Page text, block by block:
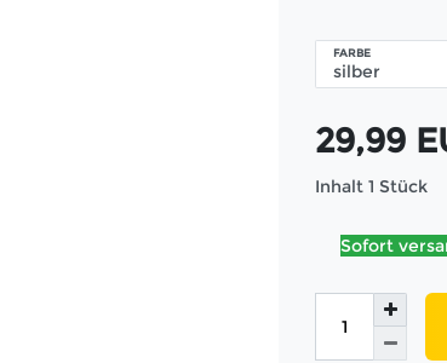
FARBE
29,99
Inhalt 1 Stück
Sofort